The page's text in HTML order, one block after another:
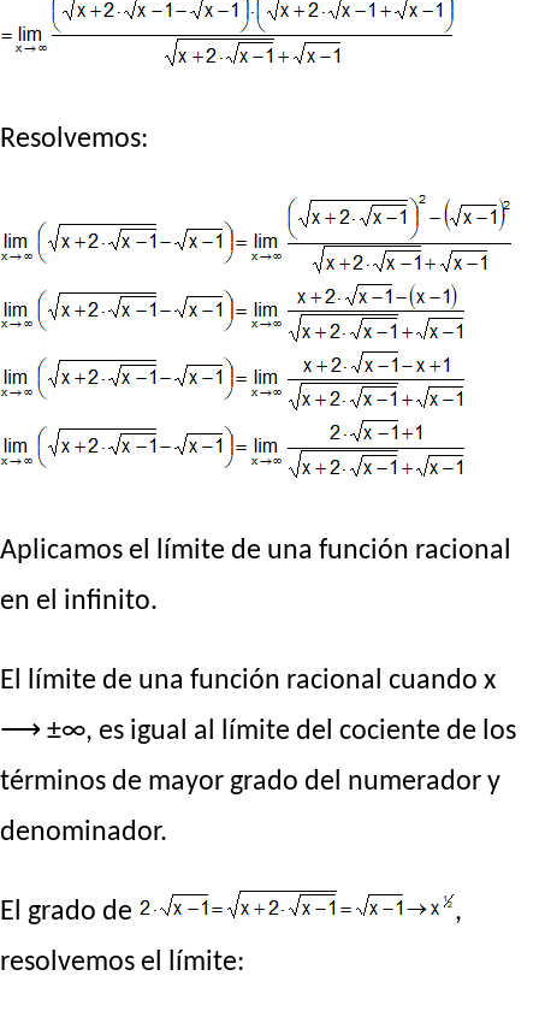
Resolvemos:
Aplicamos el límite de una función racional
en el infinito.
El límite de una función racional cuando x
⟶ ±∞, es igual al límite del cociente de los
términos de mayor grado del numerador y
denominador.
El grado de
,
resolvemos el límite: